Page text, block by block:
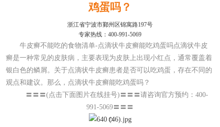
鸡蛋吗？
浙江省宁波市鄞州区锦寓路197号
专家热线：400-991-5069
牛皮癣不能吃的食物清单-点滴状牛皮癣能吃鸡蛋吗点滴状牛皮
癣是一种常见的皮肤病，主要表现为皮肤上出现小红点，通常覆盖着
银白色的鳞屑。关于点滴状牛皮癣患者是否可以吃鸡蛋，存在不同的
观点和建议。那么，点滴状牛皮癣能吃鸡蛋吗？
〓〓〓(点击下面图片在线挂号)〓〓〓请咨询官方预约：400-
991-5069〓〓〓